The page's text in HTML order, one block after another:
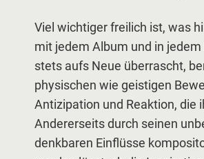
Viel wichtiger freilich ist, was
mit jedem Album und in
stets aufs Neue überrascht,
physischen wie geistigen
Antizipation und Reaktion, die
Andererseits durch seinen
denkbaren Einflüsse